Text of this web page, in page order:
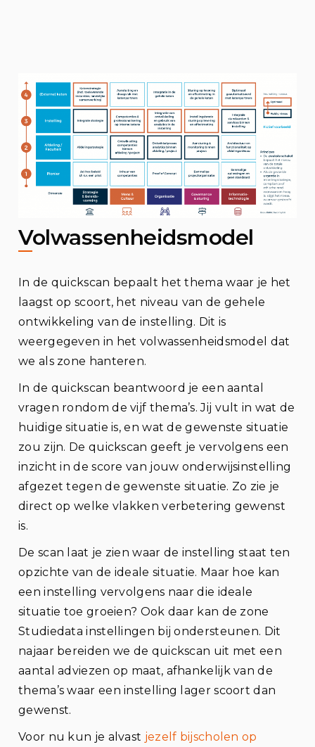
Volwassenheidsmodel
In de quickscan bepaalt het thema waar je het
laagst op scoort, het niveau van de gehele
ontwikkeling van de instelling. Dit is
weergegeven in het volwassenheidsmodel dat
we als zone hanteren.
In de quickscan beantwoord je een aantal
vragen rondom de vijf thema’s. Jij vult in wat de
huidige situatie is, en wat de gewenste situatie
zou zijn. De quickscan geeft je vervolgens een
inzicht in de score van jouw onderwijsinstelling
afgezet tegen de gewenste situatie. Zo zie je
direct op welke vlakken verbetering gewenst
is.
De scan laat je zien waar de instelling staat ten
opzichte van de ideale situatie. Maar hoe kan
een instelling vervolgens naar die ideale
situatie toe groeien? Ook daar kan de zone
Studiedata instellingen bij ondersteunen. Dit
najaar bereiden we de quickscan uit met een
aantal adviezen op maat, afhankelijk van de
thema’s waar een instelling lager scoort dan
gewenst.
Voor nu kun je alvast jezelf bijscholen op